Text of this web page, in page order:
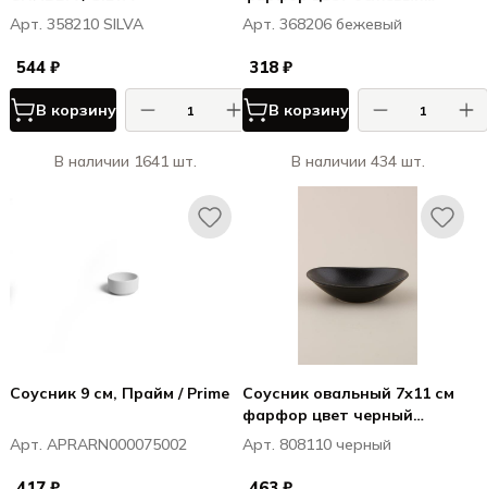
Арт. 358210 SILVA
544 ₽
В корзину
В наличии 1641 шт.
Seasons
Арт. 368206 бежевый
318 ₽
В корзину
В наличии 434 шт.
Соусник 9 см, Прайм / Prime
Арт. APRARN000075002
Соусник овальный 7х11 см
фарфор цвет черный
Seasons
Арт. 808110 черный